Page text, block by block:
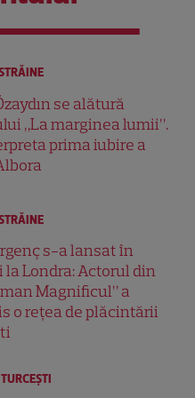
se alătură
„La marginea lumii”.
prima iubire a
s-a lansat în
la Londra: Actorul din
Magnificul” a
o rețea de plăcintării